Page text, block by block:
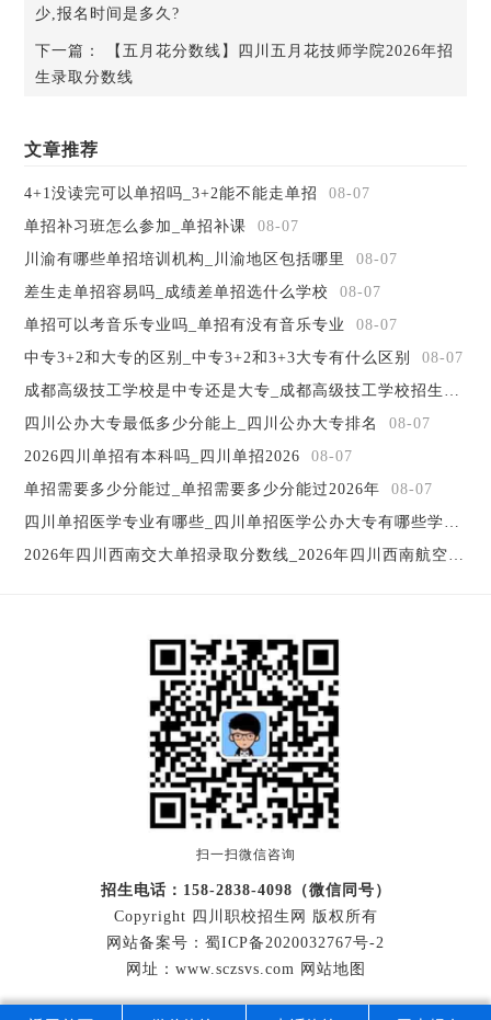
点的五年制高职考生的中考分数要达到2026年四川省教育考
http://www.cdjdec.com/k-nd-145.html以上就是报考四川
不懂的地方，可以直接联系学校的招办老师询问，小编相信
老师一定会给你一个详细的解答，如果你初中毕业，就没有
想接着读高中的想法，而是想去读中职类学校的话，并且，
的招办老师，希望小编为大家分享的能够对大家有所帮助。
少,报名时间是多久?
下一篇：
【五月花分数线】四川五月花技师学院2026年招
生录取分数线
文章推荐
4+1没读完可以单招吗_3+2能不能走单招
08-07
单招补习班怎么参加_单招补课
08-07
川渝有哪些单招培训机构_川渝地区包括哪里
08-07
差生走单招容易吗_成绩差单招选什么学校
08-07
单招可以考音乐专业吗_单招有没有音乐专业
08-07
中专3+2和大专的区别_中专3+2和3+3大专有什么区别
08-07
成都高级技工学校是中专还是大专_成都高级技工学校招生简章
四川公办大专最低多少分能上_四川公办大专排名
08-07
2026四川单招有本科吗_四川单招2026
08-07
单招需要多少分能过_单招需要多少分能过2026年
08-07
四川单招医学专业有哪些_四川单招医学公办大专有哪些学校
2026年四川西南交大单招录取分数线_2026年四川西南航空职业学院寒假放假
扫一扫微信咨询
招生电话：158-2838-4098（微信同号）
Copyright 四川职校招生网 版权所有
网站备案号： 蜀ICP备2020032767号-2
网址：www.sczsvs.com 网站地图